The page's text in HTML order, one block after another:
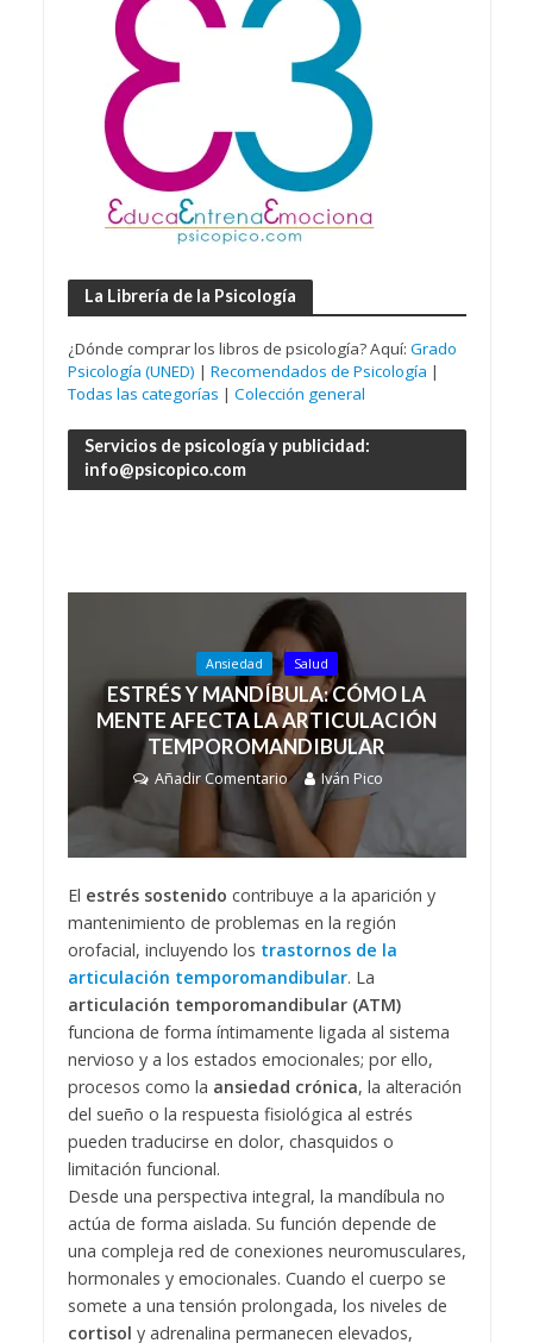
La Librería de la Psicología
¿Dónde comprar los libros de psicología? Aquí: Grado
Psicología (UNED) | Recomendados de Psicología |
Todas las categorías | Colección general
Servicios de psicología y publicidad:
info@psicopico.com
Ansiedad Salud
ESTRÉS Y MANDÍBULA: CÓMO LA
MENTE AFECTA LA ARTICULACIÓN
TEMPOROMANDIBULAR
Añadir Comentario Iván Pico
El estrés sostenido contribuye a la aparición y
mantenimiento de problemas en la región
orofacial, incluyendo los trastornos de la
articulación temporomandibular. La
articulación temporomandibular (ATM)
funciona de forma íntimamente ligada al sistema
nervioso y a los estados emocionales; por ello,
procesos como la ansiedad crónica, la alteración
del sueño o la respuesta fisiológica al estrés
pueden traducirse en dolor, chasquidos o
limitación funcional.
Desde una perspectiva integral, la mandíbula no
actúa de forma aislada. Su función depende de
una compleja red de conexiones neuromusculares,
hormonales y emocionales. Cuando el cuerpo se
somete a una tensión prolongada, los niveles de
cortisol y adrenalina permanecen elevados,